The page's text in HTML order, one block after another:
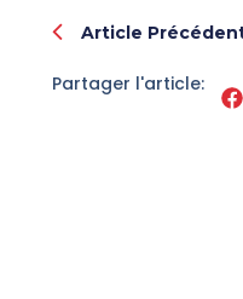
Article
Partager l'article: